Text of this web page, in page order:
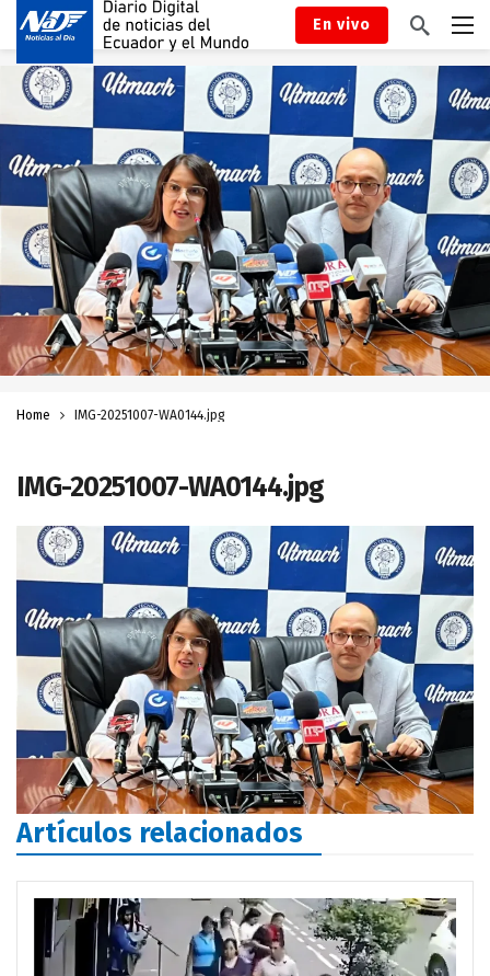
En vivo
Home IMG-20251007-WA0144.jpg
IMG-20251007-WA0144.jpg
Artículos relacionados